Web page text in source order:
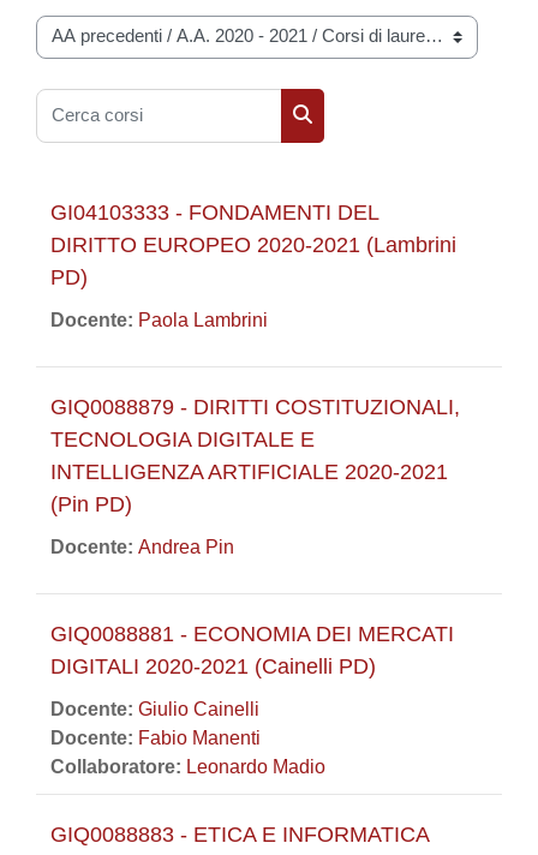
Categorie di corso
Cerca corsi
Cerca corsi
GI04103333 - FONDAMENTI DEL
DIRITTO EUROPEO 2020-2021 (Lambrini
PD)
Docente: Paola Lambrini
GIQ0088879 - DIRITTI COSTITUZIONALI,
TECNOLOGIA DIGITALE E
INTELLIGENZA ARTIFICIALE 2020-2021
(Pin PD)
Docente: Andrea Pin
GIQ0088881 - ECONOMIA DEI MERCATI
DIGITALI 2020-2021 (Cainelli PD)
Docente: Giulio Cainelli
Docente: Fabio Manenti
Collaboratore: Leonardo Madio
GIQ0088883 - ETICA E INFORMATICA